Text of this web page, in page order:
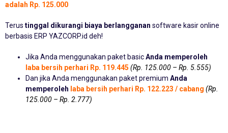
adalah Rp. 125.000
Terus tinggal dikurangi biaya berlangganan software kasir online
berbasis ERP YAZCORP.id deh!
Jika Anda menggunakan paket basicAnda memperoleh
laba bersih perhari Rp. 119.445 (Rp. 125.000 – Rp. 5.555)
Dan jika Anda menggunakan paket premium Anda
memperoleh laba bersih perhari Rp. 122.223 / cabang (Rp.
125.000 – Rp. 2.777)